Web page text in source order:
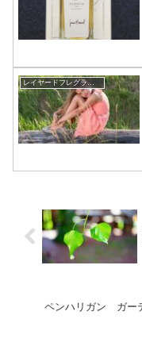
レイヤードフレグランス